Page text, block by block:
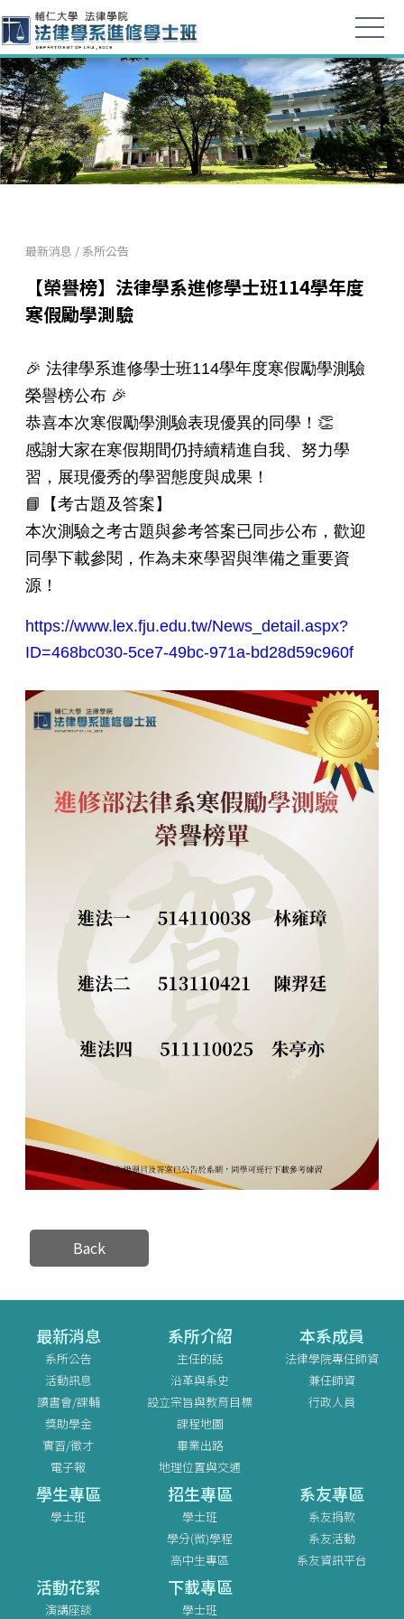
最新消息 / 系所公告
【榮譽榜】法律學系進修學士班114學年度
寒假勵學測驗
🎉 法律學系進修學士班114學年度寒假勵學測驗
榮譽榜公布 🎉
恭喜本次寒假勵學測驗表現優異的同學！👏
感謝大家在寒假期間仍持續精進自我、努力學
習，展現優秀的學習態度與成果！
📘【考古題及答案】
本次測驗之考古題與參考答案已同步公布，歡迎
同學下載參閱，作為未來學習與準備之重要資
源！
https://www.lex.fju.edu.tw/News_detail.aspx?
ID=468bc030-5ce7-49bc-971a-bd28d59c960f
Back
最新消息
系所公告
活動訊息
讀書會/課輔
獎助學金
實習/徵才
電子報
系所介紹
主任的話
沿革與系史
設立宗旨與教育目標
課程地圖
畢業出路
地理位置與交通
本系成員
法律學院專任師資
兼任師資
行政人員
學生專區
學士班
招生專區
學士班
學分(微)學程
高中生專區
系友專區
系友捐款
系友活動
系友資訊平台
活動花絮
演講座談
下載專區
學士班